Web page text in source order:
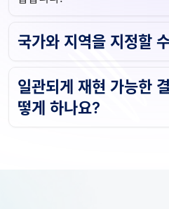
국가와 지역을 지정할
일관되게 재현 가능한
떻게 하나요?